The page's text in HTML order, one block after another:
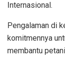
Internasional.
Pengalaman di
komitmennya
membantu